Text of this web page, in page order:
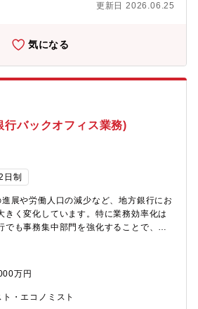
化（４）各種処理結果の銀行営業店やお
更新日 2026.06.25
気になる
行バックオフィス業務)
日制
展や労働人口の減少など、地方銀行にお
きく変化しています。特に業務効率化は
でも事務集中部門を強化することで、店
業種経験者も含め堅確に事務を行うこと
内容 事務集中部門では、銀
して、以下のような業務を行っていま
される各種事務書類の確認、入力、処理
万円
・エコノミスト